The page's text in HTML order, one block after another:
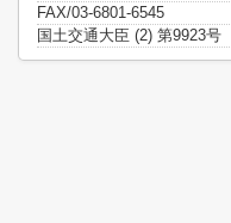
FAX/03-6801-6545
国土交通大臣 (2) 第9923号